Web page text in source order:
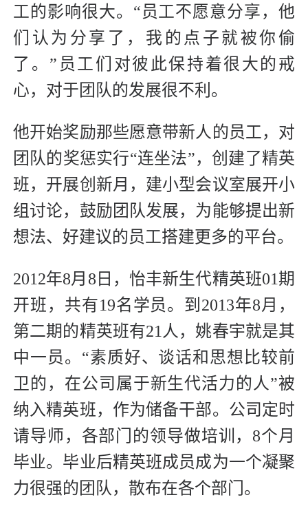
工的影响很大。“员工不愿意分享，他
们认为分享了，我的点子就被你偷
了。”员工们对彼此保持着很大的戒
心，对于团队的发展很不利。
他开始奖励那些愿意带新人的员工，对
团队的奖惩实行“连坐法”，创建了精英
班，开展创新月，建小型会议室展开小
组讨论，鼓励团队发展，为能够提出新
想法、好建议的员工搭建更多的平台。
2012年8月8日，怡丰新生代精英班01期
开班，共有19名学员。到2013年8月，
第二期的精英班有21人，姚春宇就是其
中一员。“素质好、谈话和思想比较前
卫的，在公司属于新生代活力的人”被
纳入精英班，作为储备干部。公司定时
请导师，各部门的领导做培训，8个月
毕业。毕业后精英班成员成为一个凝聚
力很强的团队，散布在各个部门。